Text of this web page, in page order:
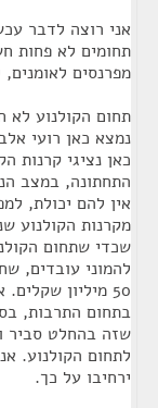
אני רוצה לדבר
תחומים לא פחות
מפרנסים
תחום הקולנוע לא
נמצא כאן רועי
כאן נציגי קרנות
התחתונה, במצב
אין להם יכולת,
מקרנות הקולנוע
שכדי שתחום
להמוני עובדים,
50 מיליון
לתחום הקולנוע.
ירחיבו על כך.